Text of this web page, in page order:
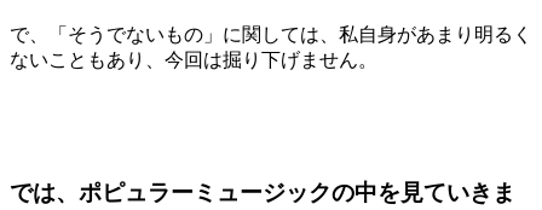
で、「そうでないもの」に関しては、私自身があまり明るく
ないこともあり、今回は掘り下げません。
では、ポピュラーミュージックの中を見ていきま